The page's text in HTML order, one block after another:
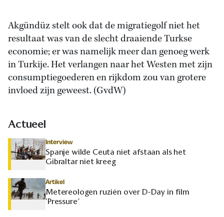
Akgündüz stelt ook dat de migratiegolf niet het
resultaat was van de slecht draaiende Turkse
economie; er was namelijk meer dan genoeg werk
in Turkije. Het verlangen naar het Westen met zijn
consumptiegoederen en rijkdom zou van grotere
invloed zijn geweest. (GvdW)
Actueel
Interview
Spanje wilde Ceuta niet afstaan als het
Gibraltar niet kreeg
Artikel
Metereologen ruziën over D-Day in film
‘Pressure’